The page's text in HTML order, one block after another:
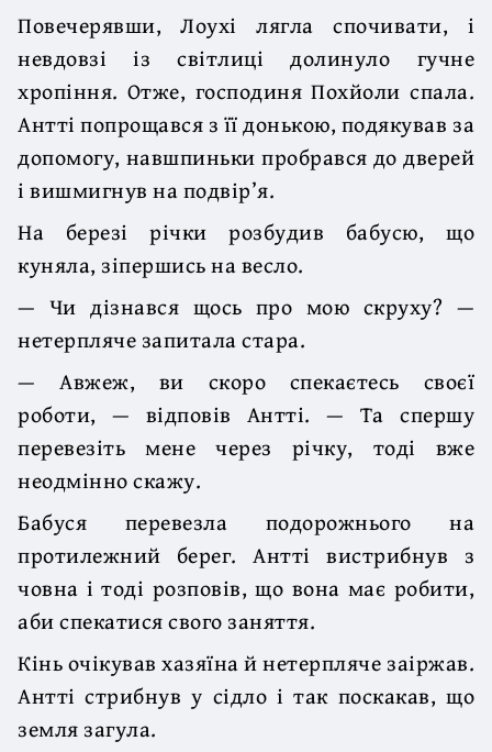
Повечерявши, Лоухі лягла спочивати, і
невдовзі із світлиці долинуло гучне
хропіння. Отже, господиня Похйоли спала.
Антті попрощався з її донькою, подякував за
допомогу, навшпиньки пробрався до дверей
і вишмигнув на подвір’я.
На березі річки розбудив бабусю, що
куняла, зіпершись на весло.
— Чи дізнався щось про мою скруху? —
нетерпляче запитала стара.
— Авжеж, ви скоро спекаєтесь своєї
роботи, — відповів Антті. — Та спер­шу
перевезіть мене через річку, тоді вже
неодмінно скажу.
Бабуся перевезла подорожнього на
протилежний берег. Антті вистрибнув з
човна і тоді розповів, що вона має робити,
аби спекатися свого заняття.
Кінь очікував хазяїна й нетерпляче заіржав.
Антті стрибнув у сідло і так по­скакав, що
земля загула.